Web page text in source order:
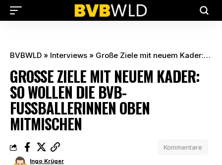
BVBWLD » Interviews » Große Ziele mit neuem Kader: So wollen die BVB-Fußballerinnen oben mitmischen
GROSSE ZIELE MIT NEUEM KADER: S
O WOLLEN DIE BVB-F
USSBALLERINNEN OBEN MI
TMISCHEN
Ingo Krüger
Kommentare